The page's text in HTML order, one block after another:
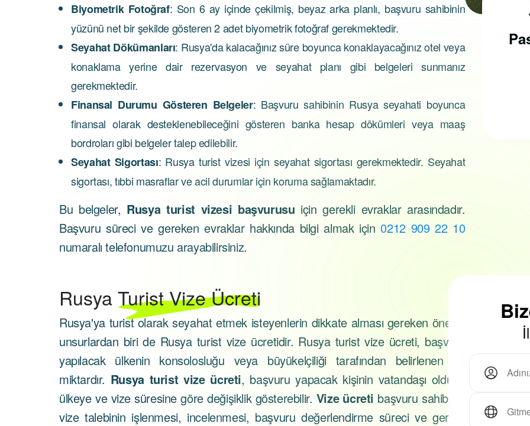
Biyometrik Fotoğraf: Son 6 ay içinde çekilmiş, beyaz arka planlı, başvuru sahibinin
yüzünü net bir şekilde gösteren 2 adet biyometrik fotoğraf gerekmektedir.
Seyahat Dökümanları: Rusya'da kalacağınız süre boyunca konaklayacağınız otel veya
konaklama yerine dair rezervasyon ve seyahat planı gibi belgeleri sunmanız
gerekmektedir.
Finansal Durumu Gösteren Belgeler: Başvuru sahibinin Rusya seyahati boyunca
finansal olarak desteklenebileceğini gösteren banka hesap dökümleri veya maaş
bordroları gibi belgeler talep edilebilir.
Seyahat Sigortası: Rusya turist vizesi için seyahat sigortası gerekmektedir. Seyahat
sigortası, tıbbi masraflar ve acil durumlar için koruma sağlamaktadır.
Bu belgeler, Rusya turist vizesi başvurusu için gerekli evraklar arasındadır.
Başvuru süreci ve gereken evraklar hakkında bilgi almak için 0212 909 22 10
numaralı telefonumuzu arayabilirsiniz.
RusyaTurist Vize Ücreti
Rusya'ya turist olarak seyahat etmek isteyenlerin dikkate alması gereken önemli
unsurlardan biri de Rusya turist vize ücretidir. Rusya turist vize ücreti, başvuru
yapılacak ülkenin konsolosluğu veya büyükelçiliği tarafından belirlenen bir
miktardır. Rusya turist vize ücreti, başvuru yapacak kişinin vatandaşı olduğu
ülkeye ve vize süresine göre değişiklik gösterebilir. Vize ücreti başvuru sahibinin
vize talebinin işlenmesi, incelenmesi, başvuru değerlendirme süreci ve gerekli
Pasaport Nasıl
Alınır?
Pasaport almak için, ilk
olarak pasaport
randevusu almak